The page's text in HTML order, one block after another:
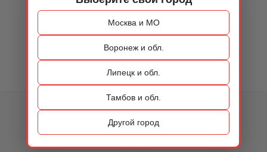
Москва и МО
Воронеж и обл.
Липецк и обл.
Тамбов и обл.
Другой город
КАТАЛОГ
ОБУВЬ